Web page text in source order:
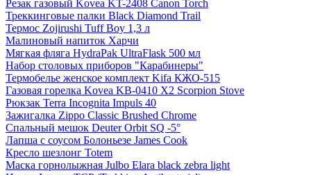
Резак газовый Kovea KT-2408 Canon Torch
Треккинговые палки Black Diamond Trail
Термос Zojirushi Tuff Boy 1,3 л
Малиновый напиток Харчи
Мягкая фляга HydraPak UltraFlask 500 мл
Набор столовых приборов "Карабинеры"
Термобелье женское комплект Kifa КЖО-515
Газовая горелка Kovea KB-0410 X2 Scorpion Stove
Рюкзак Terra Incognita Impuls 40
Зажигалка Zippo Classic Brushed Chrome
Спальный мешок Deuter Orbit SQ -5°
Лапша с соусом Болоньезе James Cook
Кресло шезлонг Totem
Маска горнолыжная Julbo Elara black zebra light